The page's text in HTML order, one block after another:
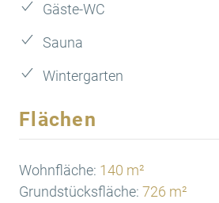
Gäste-WC
Sauna
Wintergarten
Flächen
Wohnfläche: 140 m²
Grundstücksfläche: 726 m²